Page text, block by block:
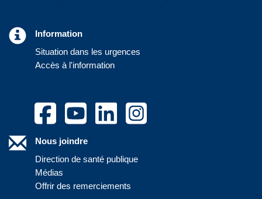
Information
Situation dans les urgences
Accès à l'information
Nous joindre
Direction de santé publique
Médias
Offrir des remerciements